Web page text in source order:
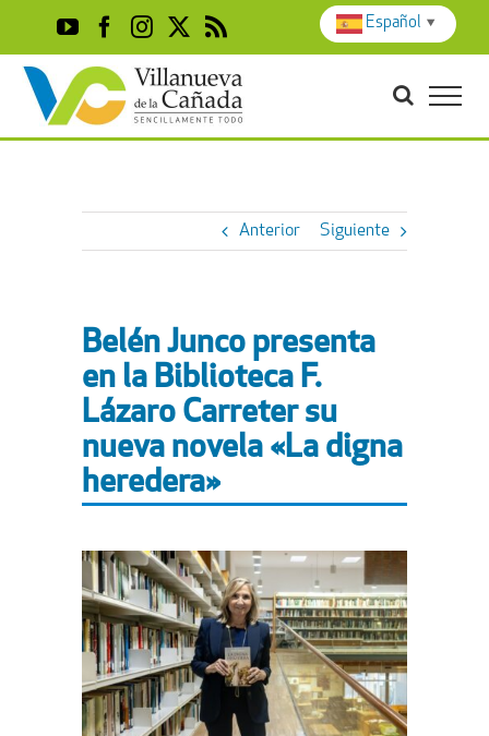
content
YouTubeFacebook
Instagram
X Rss
Anterior Siguiente
Belén Junco presenta
en la Biblioteca F.
Lázaro Carreter su
nueva novela «La digna
heredera»
Español ▼